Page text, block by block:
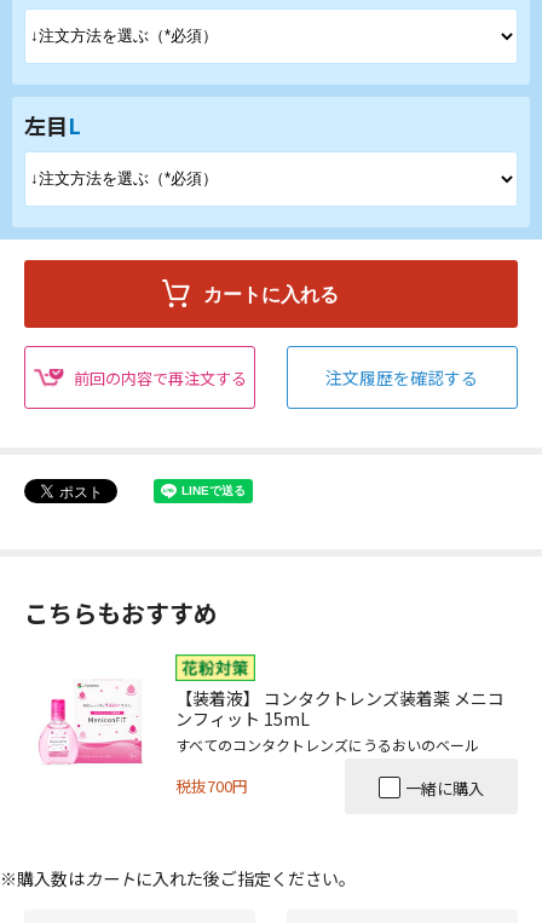
左目L
前回の内容で再注文する 注文履歴を確認する
こちらもおすすめ
【装着液】 コンタクトレンズ装着薬 メニコ
ンフィット 15mL
すべてのコンタクトレンズにうるおいのベール
税抜700円 一緒に購入
※購入数はカートに入れた後ご指定ください。